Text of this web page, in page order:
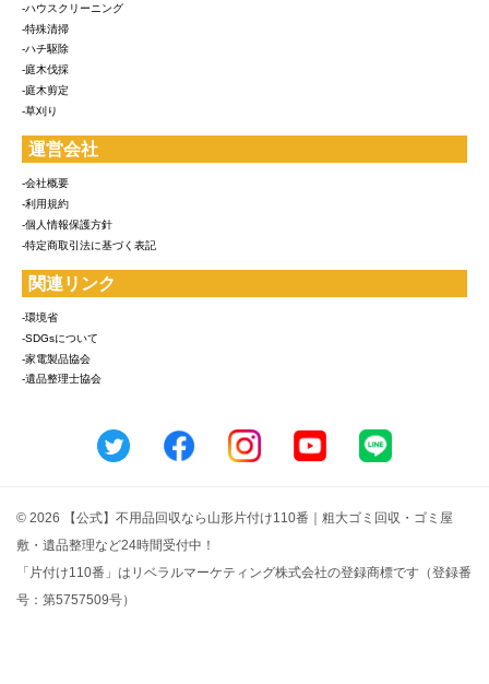
-ハウスクリーニング
-特殊清掃
-ハチ駆除
-庭木伐採
-庭木剪定
-草刈り
運営会社
-会社概要
-利用規約
-個人情報保護方針
-特定商取引法に基づく表記
関連リンク
-環境省
-SDGsについて
-家電製品協会
-遺品整理士協会
© 2026 【公式】不用品回収なら山形片付け110番｜粗大ゴミ回収・ゴミ屋
敷・遺品整理など24時間受付中！
「片付け110番」はリベラルマーケティング株式会社の登録商標です（登録番
号：第5757509号）